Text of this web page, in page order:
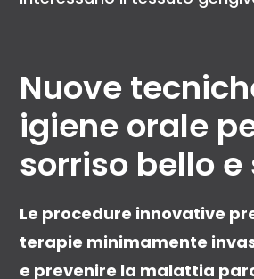
Nuove
igiene orale
sorriso bello e
Le procedure innovative
terapie minimamente
e prevenire la malattia